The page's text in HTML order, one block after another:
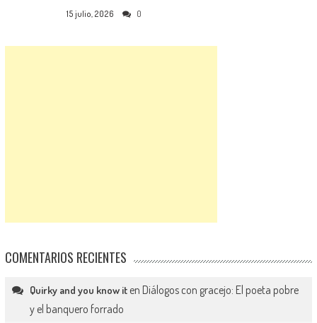
15 julio, 2026 0
COMENTARIOS RECIENTES
Quirky and you know iten Diálogos con gracejo: El poeta pobre
y el banquero forrado